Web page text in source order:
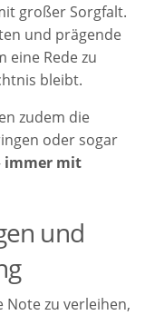
großer Sorgfalt.
und prägende
eine Rede zu
bleibt.
zudem die
oder sogar
immer mit
und
zu verleihen,